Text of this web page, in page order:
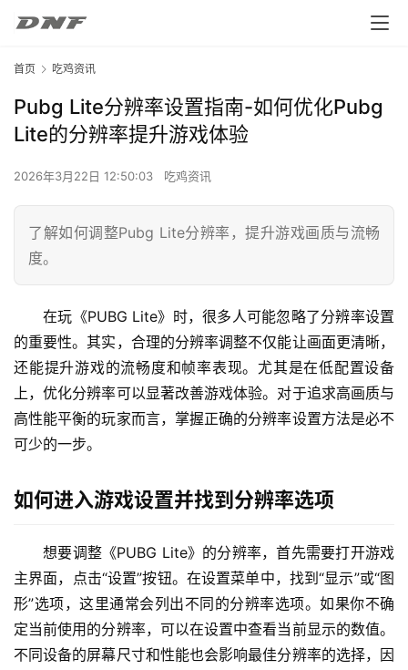
首页 吃鸡资讯
Pubg Lite分辨率设置指南-如何优化Pubg
Lite的分辨率提升游戏体验
2026年3月22日 12:50:03 吃鸡资讯
了解如何调整Pubg Lite分辨率，提升游戏画质与流畅
度。
在玩《PUBG Lite》时，很多人可能忽略了分辨率设置
的重要性。其实，合理的分辨率调整不仅能让画面更清晰，
还能提升游戏的流畅度和帧率表现。尤其是在低配置设备
上，优化分辨率可以显著改善游戏体验。对于追求高画质与
高性能平衡的玩家而言，掌握正确的分辨率设置方法是必不
可少的一步。
如何进入游戏设置并找到分辨率选项
想要调整《PUBG Lite》的分辨率，首先需要打开游戏
主界面，点击“设置”按钮。在设置菜单中，找到“显示”或“图
形”选项，这里通常会列出不同的分辨率选项。如果你不确
定当前使用的分辨率，可以在设置中查看当前显示的数值。
不同设备的屏幕尺寸和性能也会影响最佳分辨率的选择，因